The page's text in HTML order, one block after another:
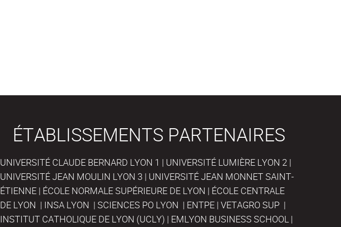
ÉTABLISSEMENTS PARTENAIRES
UNIVERSITÉ CLAUDE BERNARD LYON 1 | UNIVERSITÉ LUMIÈRE LYON 2 |
UNIVERSITÉ JEAN MOULIN LYON 3 | UNIVERSITÉ JEAN MONNET SAINT-
ÉTIENNE | ÉCOLE NORMALE SUPÉRIEURE DE LYON | ÉCOLE CENTRALE
DE LYON | INSA LYON | SCIENCES PO LYON | ENTPE | VETAGRO SUP |
INSTITUT CATHOLIQUE DE LYON (UCLY) | EMLYON BUSINESS SCHOOL |